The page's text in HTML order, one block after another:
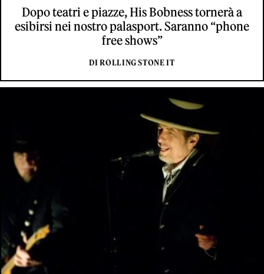
Dopo teatri e piazze, His Bobness tornerà a
esibirsi nei nostro palasport. Saranno “phone
free shows”
DI ROLLING STONE IT